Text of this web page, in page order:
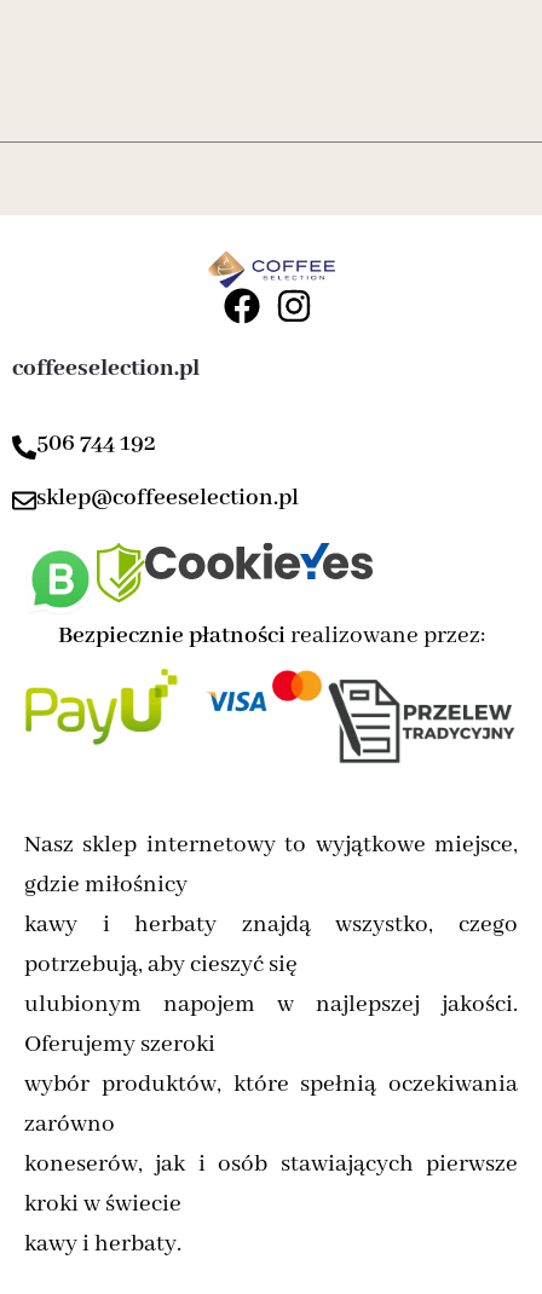
coffeeselection.pl
506 744 192
sklep@coffeeselection.pl
Bezpiecznie płatnościrealizowane przez:
Nasz sklep internetowy to wyjątkowe miejsce,
gdzie miłośnicy
kawy i herbaty znajdą wszystko, czego
potrzebują, aby cieszyć się
ulubionym napojem w najlepszej jakości.
Oferujemy szeroki
wybór produktów, które spełnią oczekiwania
zarówno
koneserów, jak i osób stawiających pierwsze
kroki w świecie
kawy i herbaty.